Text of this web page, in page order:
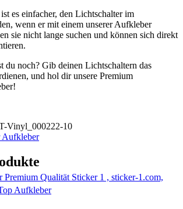
es einfacher, den Lichtschalter im
wenn er mit einem unserer Aufkleber
sie nicht lange suchen und können sich direkt
du noch? Gib deinen Lichtschaltern das
und hol dir unsere Premium
Vinyl_000222-10
Aufkleber